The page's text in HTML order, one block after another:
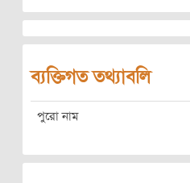
ব্যক্তিগত তথ্যাবলি
পুরো নাম